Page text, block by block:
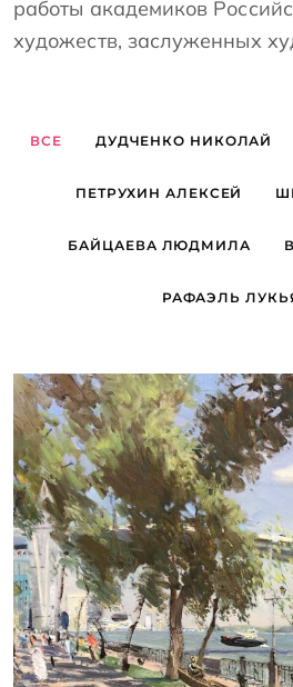
работы академиков
художеств, заслуженных
ВСЕ ДУДЧЕНКО НИКОЛАЙ
ПЕТРУХИН АЛЕКСЕЙ
БАЙЦАЕВА ЛЮДМИЛА
РАФАЭЛЬ
ДУДЧЕНКО